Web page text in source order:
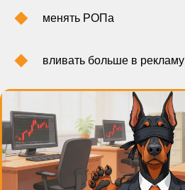
менять РОПа
вливать больше в рекламу